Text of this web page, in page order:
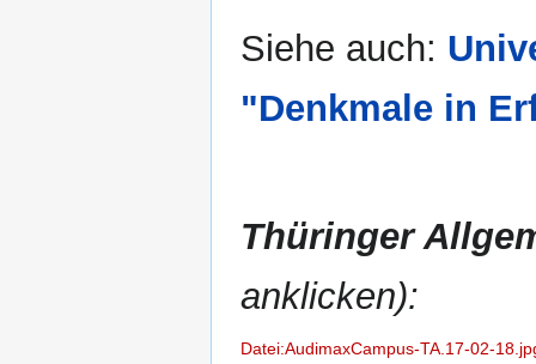
Siehe auch:
"Denkmale in
Thüringer
anklicken):
Datei:AudimaxCampus-TA.17-02-